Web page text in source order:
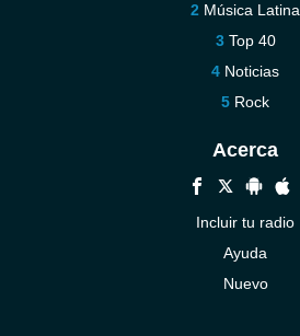
Música Latina
Top 40
Noticias
Rock
Acerca
Incluir tu radio
Ayuda
Nuevo